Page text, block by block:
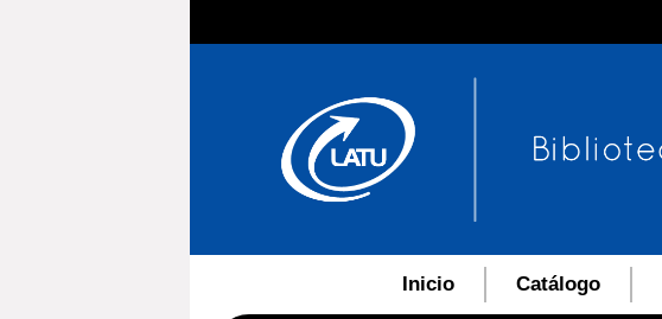
Inicio Catálogo